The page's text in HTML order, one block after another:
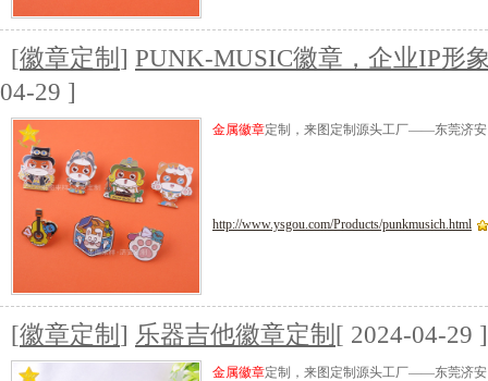
[徽章定制 ] PUNK-MUSIC徽章，企业IP形
04-29 ]
金属徽章定制，来图定制源头工厂——东莞济
http://www.ysgou.com/Products/punkmusich.html
[徽章定制 ] 乐器吉他徽章定制 [ 2024-04-29 ]
金属徽章定制，来图定制源头工厂——东莞济